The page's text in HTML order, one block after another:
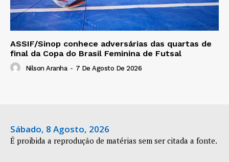
ASSIF/Sinop conhece adversárias das quartas de
final da Copa do Brasil Feminina de Futsal
Nilson Aranha - 7 De Agosto De 2026
Sábado, 8 Agosto, 2026
É proibida a reprodução de matérias sem ser citada a fonte.